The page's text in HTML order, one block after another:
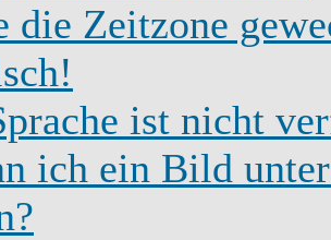
die Zeitzone
ist nicht
ich ein Bild